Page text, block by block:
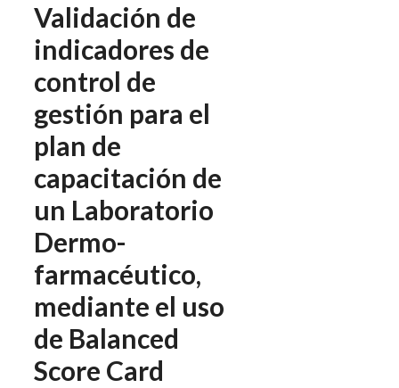
Validación de
indicadores de
control de
gestión para el
plan de
capacitación de
un Laboratorio
Dermo-
farmacéutico,
mediante el uso
de Balanced
Score Card